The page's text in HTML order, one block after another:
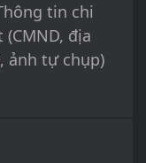
tin chi
(CMND, địa
ảnh tự chụp)